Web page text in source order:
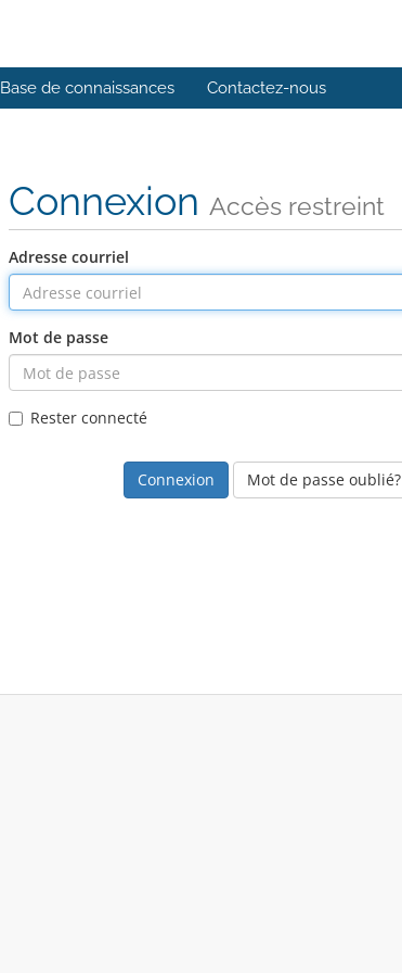
Base de connaissances Contactez-nous
Connexion Accès restreint
Adresse courriel
Mot de passe
Rester connecté
Mot de passe oublié?